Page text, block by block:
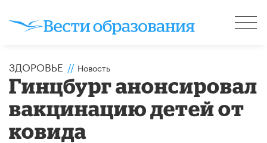
ЗДОРОВЬЕ // Новость
Гинцбург анонсировал
вакцинацию детей от
ковида